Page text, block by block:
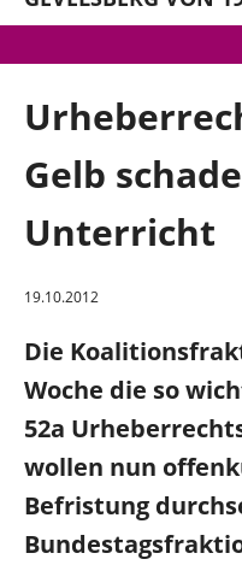
Meine Themen
Gute Arbeit
Gute Rente
Forschung und
Bundestag
Hagen und
Gelb
Unterricht
19.10.2012
Die
Woche die so
52a
wollen nun
Befristung